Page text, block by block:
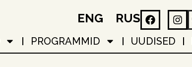
ENG RUS
PROGRAMMID UUDISED